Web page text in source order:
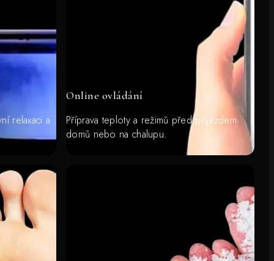
relaxaci a
Online ovládání
Příprava teploty a režimů před příjezdem
domů nebo na chalupu.